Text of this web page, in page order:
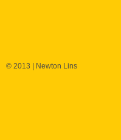
© 2013 | Newton Lins